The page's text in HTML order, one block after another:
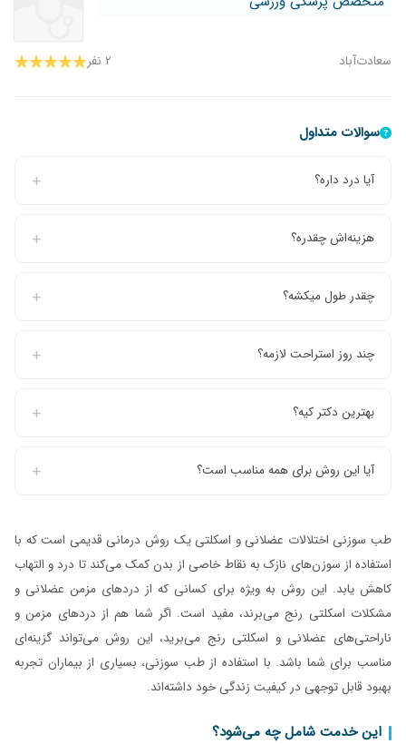
سعادت‌آباد ۲ نفر
سوالات متداول
آیا درد داره؟
هزینه‌اش چقدره؟
چقدر طول میکشه؟
چند روز استراحت لازمه؟
بهترین دکتر کیه؟
آیا این روش برای همه مناسب است؟
طب سوزنی اختلالات عضلانی و اسکلتی یک روش درمانی قدیمی است که با
استفاده از سوزن‌های نازک به نقاط خاصی از بدن کمک می‌کند تا درد و التهاب
کاهش یابد. این روش به ویژه برای کسانی که از دردهای مزمن عضلانی و
مشکلات اسکلتی رنج می‌برند، مفید است. اگر شما هم از دردهای مزمن و
ناراحتی‌های عضلانی و اسکلتی رنج می‌برید، این روش می‌تواند گزینه‌ای
مناسب برای شما باشد. با استفاده از طب سوزنی، بسیاری از بیماران تجربه
بهبود قابل توجهی در کیفیت زندگی خود داشته‌اند.
این خدمت شامل چه می‌شود؟